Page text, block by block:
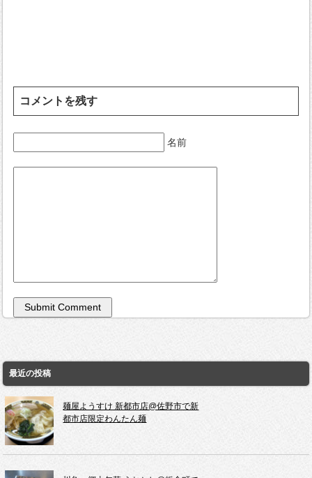
コメントを残す
名前
最近の投稿
麺屋ようすけ 新都市店@佐野市で新
都市店限定わんたん麺